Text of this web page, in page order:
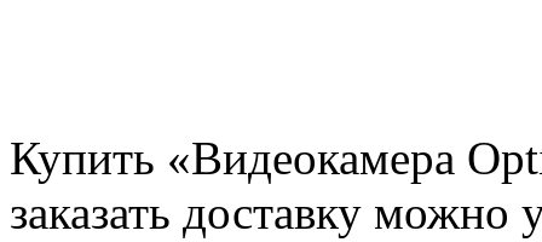
Купить «Видеокамера
заказать доставку